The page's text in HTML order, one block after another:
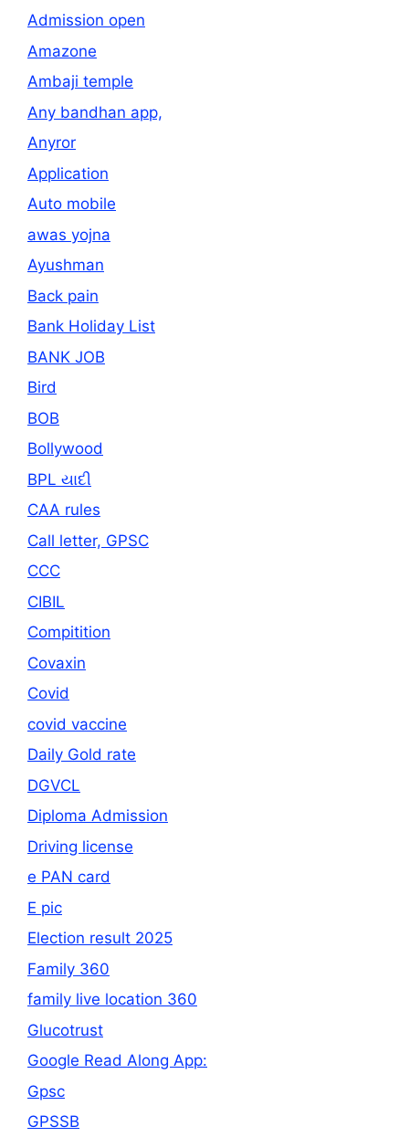
Admission open
Amazone
Ambaji temple
Any bandhan app,
Anyror
Application
Auto mobile
awas yojna
Ayushman
Back pain
Bank Holiday List
BANK JOB
Bird
BOB
Bollywood
BPL યાદી
CAA rules
Call letter, GPSC
CCC
CIBIL
Compitition
Covaxin
Covid
covid vaccine
Daily Gold rate
DGVCL
Diploma Admission
Driving license
e PAN card
E pic
Election result 2025
Family 360
family live location 360
Glucotrust
Google Read Along App:
Gpsc
GPSSB